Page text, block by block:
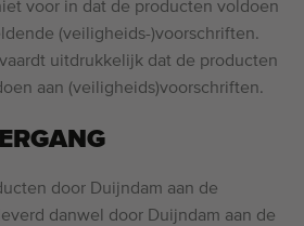
voor in dat de producten voldoen
(veiligheids-)voorschriften.
uitdrukkelijk dat de producten
aan (veiligheids)voorschriften.
door Duijndam aan de
danwel door Duijndam aan de